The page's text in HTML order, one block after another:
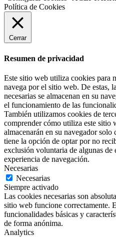
Política de Cookies
Cerrar
Resumen de privacidad
Este sitio web utiliza cookies para
navega por el sitio web. De estas,
necesarias se almacenan en su
el funcionamiento de las
También utilizamos cookies de
comprender cómo utiliza este sitio
almacenarán en su navegador
tiene la opción de optar por no
exclusión voluntaria de algunas de
experiencia de navegación.
Necesarias
Necesarias
Siempre activado
Las cookies necesarias son
sitio web funcione correctamente.
funcionalidades básicas y
de forma anónima.
Analytics